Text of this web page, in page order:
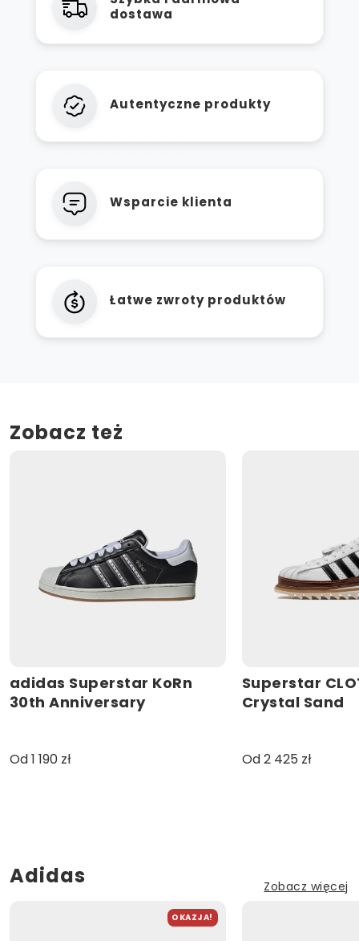
dostawa
Autentyczne produkty
Wsparcie klienta
Łatwe zwroty produktów
Zobacz też
adidas Superstar KoRn
30th Anniversary
Od 1 190 zł
Superstar
Crystal Sand
Od 2 425 zł
Adidas Zobacz więcej
OKAZJA!